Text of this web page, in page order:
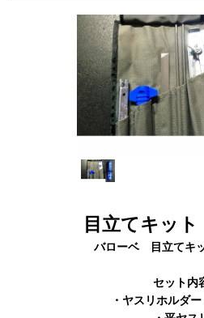
目立てキッ
バローベ 目立てキ
セット内
・ヤスリホルダ